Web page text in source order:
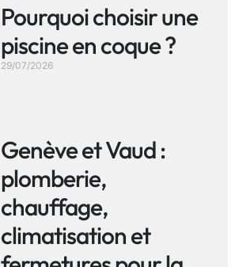
Pourquoi choisir une
piscine en coque ?
29/07/2026
Genève et Vaud :
plomberie,
chauffage,
climatisation et